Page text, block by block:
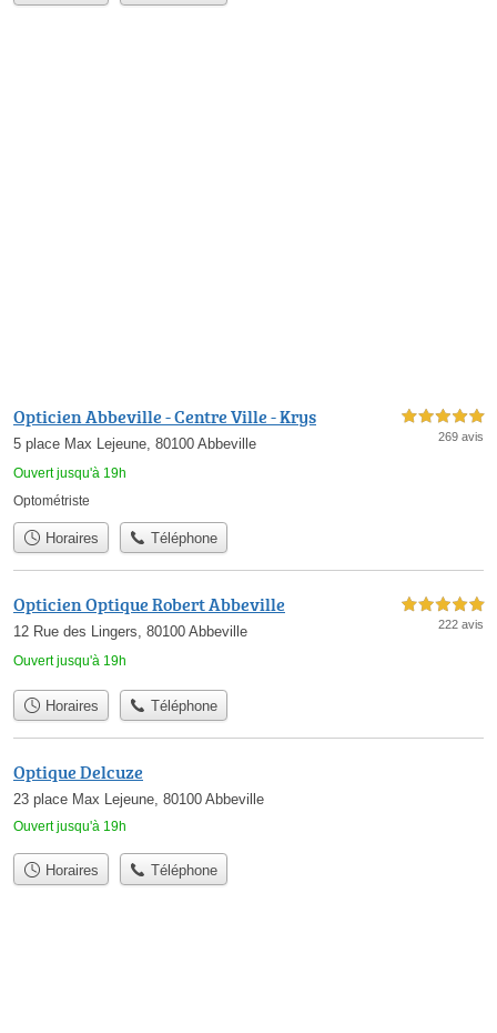
Opticien Abbeville - Centre Ville - Krys
5 place Max Lejeune, 80100 Abbeville
Ouvert jusqu'à 19h
5,0 étoiles sur 5
269 avis
Optométriste
Horaires Téléphone
Opticien Optique Robert Abbeville
12 Rue des Lingers, 80100 Abbeville
Ouvert jusqu'à 19h
5,0 étoiles sur 5
222 avis
Horaires Téléphone
Optique Delcuze
23 place Max Lejeune, 80100 Abbeville
Ouvert jusqu'à 19h
Horaires Téléphone